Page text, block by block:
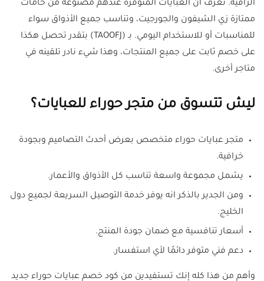
الراقية. تعرف أن العبايات المتوفرة عندهم مصنوعة من خامات
ممتازة زي الشيفون والجورجيت، وتناسب جميع الأذواق سواء
للمناسبات أو للاستخدام اليومي. بـ (TAOOFJ) بتقدر تحصل هكذا
على خصم ثابت على جميع المنتجات، وهذا شيء نادر تلقينه في
متاجر أخرى.
ليش تتسوق من متجر حوراء للعبايات؟
متجر عبايات حوراء متخصص بعرض أحدث التصاميم وبجودة
خرافية.
يشمل مجموعة واسعة تناسب كل الأذواق والأعمار.
ومن الجدير بالذكر انه يوفر خدمة التوصيل السريعة لجميع دول
الخليج.
أسعار تنافسية مع ضمان جودة المنتج.
دعم فني متوفر دائمًا لأي استفسار.
وأهم من هذا كله إنك تستفيدين من كود خصم عبايات حوراء جديد